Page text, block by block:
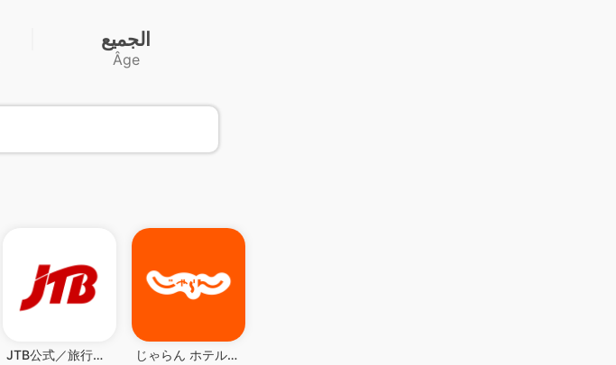
الجميع
Âge
JTB公式／旅行検索・予約確認アプリ じゃらん ホテル検索/宿泊予約